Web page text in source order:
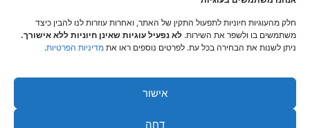
חלק מהעוגיות חיוניות לתפעול התקין של האתר, ואחרות עוזרות לנו להבין כיצד
משתמשים בו ולשפר את השירות. לא נפעיל עוגיות שאינן חיוניות ללא אישורך.
ניתן לשנות את הבחירה בכל עת. לפרטים נוספים ראו את מדיניות הפרטיות.
אישור
דחה
כל הזכויות שמורות – קלייר |
תקנון ומידניות
פרטיות